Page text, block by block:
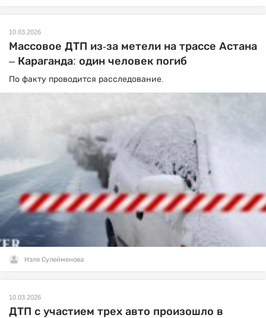
10.03.2026
Массовое ДТП из-за метели на трассе Астана
– Караганда: один человек погиб
По факту проводится расследование.
Нэля Сулейменова
10.03.2026
ДТП с участием трех авто произошло в